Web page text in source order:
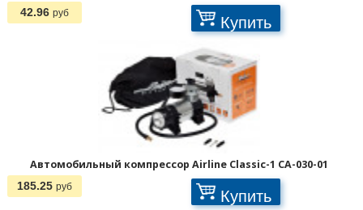
42.96 руб Купить
Автомобильный компрессор Airline Classic-1 CA-030-01
185.25 руб Купить